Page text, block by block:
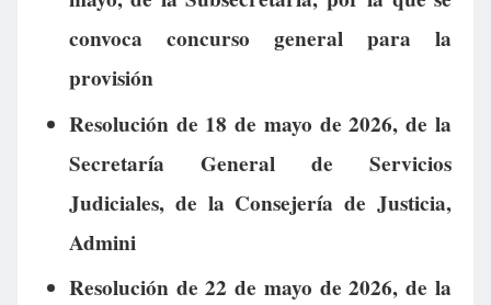
convoca concurso general para la
provisión
Resolución de 18 de mayo de 2026, de la
Secretaría General de Servicios
Judiciales, de la Consejería de Justicia,
Admini
Resolución de 22 de mayo de 2026, de la